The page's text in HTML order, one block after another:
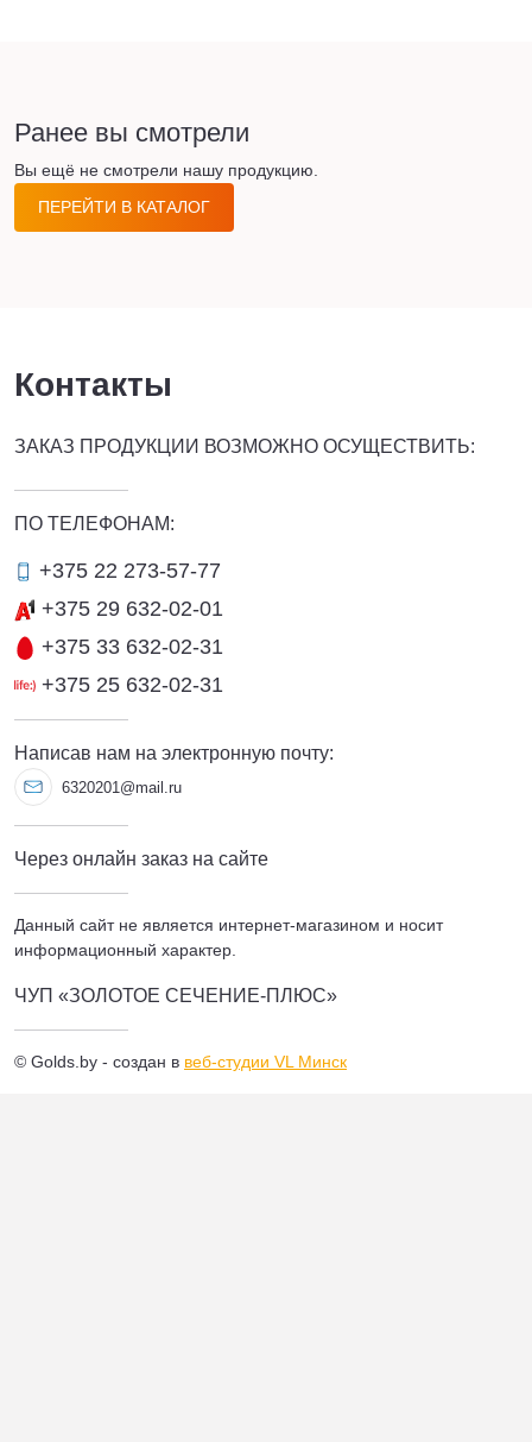
Ранее вы смотрели
Вы ещё не смотрели нашу продукцию.
ПЕРЕЙТИ В КАТАЛОГ
Контакты
ЗАКАЗ ПРОДУКЦИИ ВОЗМОЖНО ОСУЩЕСТВИТЬ:
ПО ТЕЛЕФОНАМ:
+375 22 273-57-77
+375 29 632-02-01
+375 33 632-02-31
+375 25 632-02-31
Написав нам на электронную почту:
6320201@mail.ru
Через онлайн заказ на сайте
Данный сайт не является интернет-магазином и носит
информационный характер.
ЧУП «ЗОЛОТОЕ СЕЧЕНИЕ-ПЛЮС»
© Golds.by - создан в веб-студии VL Минск